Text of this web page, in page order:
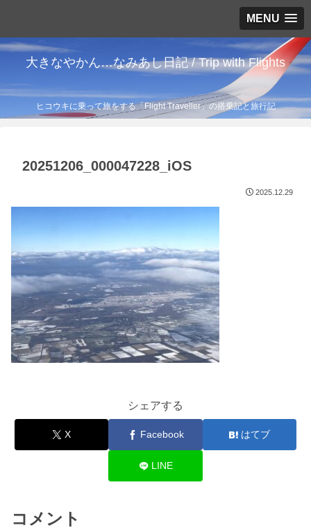
MENU
大きなやかん…なみあし日記 / Trip with Flights
ヒコウキに乗って旅をする「Flight Traveller」の搭乗記と旅行記
20251206_000047228_iOS
2025.12.29
シェアする
X Facebook はてブ
LINE
コメント